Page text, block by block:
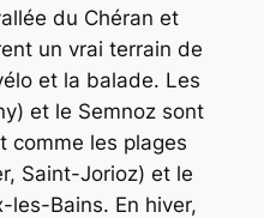
du Chéran et
un vrai terrain de
et la balade. Les
et le Semnoz sont
comme les plages
Saint-Jorioz) et le
les-Bains. En hiver,